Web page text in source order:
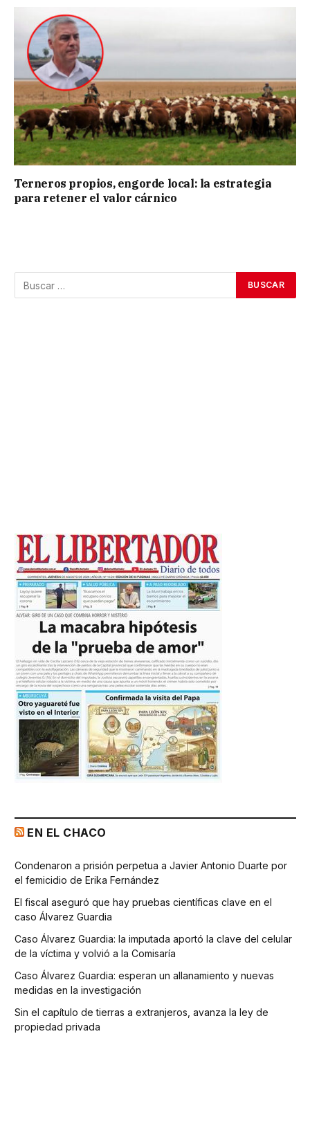
Terneros propios, engorde local: la estrategia
para retener el valor cárnico
EN EL CHACO
Condenaron a prisión perpetua a Javier Antonio Duarte por
el femicidio de Erika Fernández
El fiscal aseguró que hay pruebas científicas clave en el
caso Álvarez Guardia
Caso Álvarez Guardia: la imputada aportó la clave del celular
de la víctima y volvió a la Comisaría
Caso Álvarez Guardia: esperan un allanamiento y nuevas
medidas en la investigación
Sin el capítulo de tierras a extranjeros, avanza la ley de
propiedad privada